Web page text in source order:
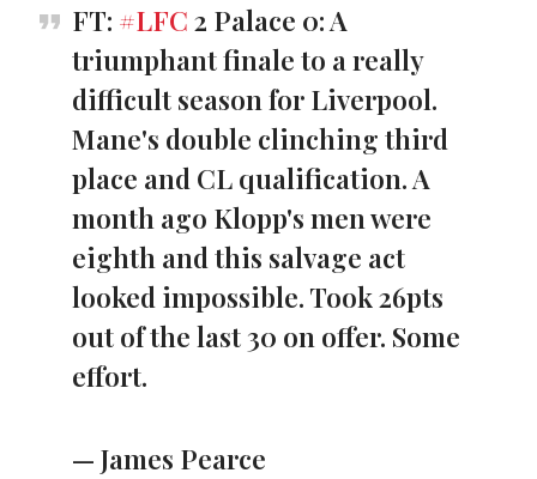
FT: #LFC 2 Palace 0: A
triumphant finale to a really
difficult season for Liverpool.
Mane's double clinching third
place and CL qualification. A
month ago Klopp's men were
eighth and this salvage act
looked impossible. Took 26pts
out of the last 30 on offer. Some
effort.
— James Pearce